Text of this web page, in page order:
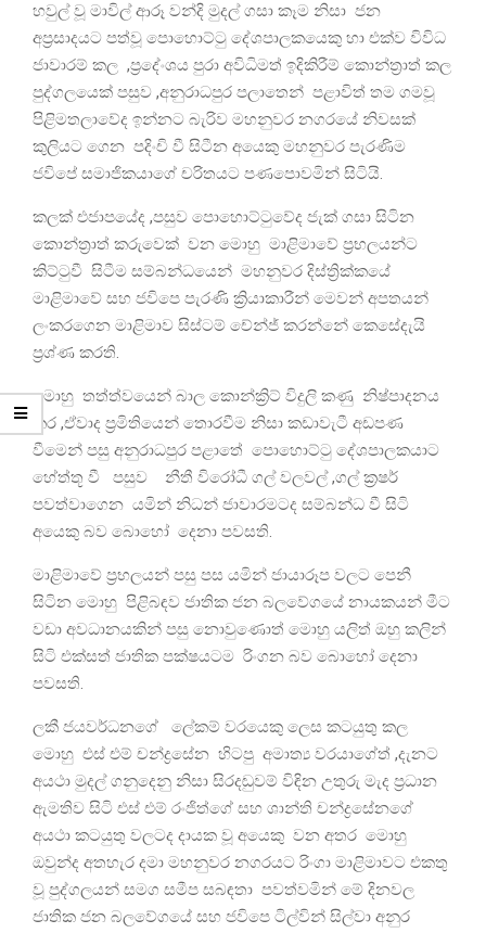
හවුල් වූ මාවිල් ආරූ වන්දි මුදල් ගසා කෑම නිසා ජන
අප්‍රසාදයට පත්වූ පොහොට්ටු දේශපාලකයෙකු හා එක්ව විවිධ
ජාවාරම් කල ,ප්‍රදේංශය පුරා අවිධිමත් ඉදිකිරීම් කොන්ත්‍රාත් කල
පුද්ගලයෙක් පසුව ,අනුරාධපුර පලාතෙන් පළාවිත් තම ගමවූ
පිළිමතලාවේද ඉන්නට බැරිව මහනුවර නගරයේ නිවසක්
කුලියට ගෙන පදිංචි වී සිටීන අයෙකු මහනුවර පැරණිම
ජවිපේ සමාජිකයාගේ චරිතයට පණපොවමින් සිටියි.
කලක් එජාපයේද ,පසුව පොහොට්ටුවේද ජැක් ගසා සිටින
කොන්ත්‍රාත් කරුවෙක් වන මොහු මාළිමාවේ ප්‍රභලයන්ට
කිට්ටුවී සිටීම සම්බන්ධයෙන් මහනුවර දිස්ත්‍රික්කයේ
මාළිමාවේ සහ ජවිපෙ පැරණි ක්‍රියාකාරීන් මෙවන් අපතයන්
ලංකරගෙන මාළිමාව සිස්ටම් චේන්ජ් කරන්නේ කෙසේදැයි
ප්‍රශ්ණ කරති.
මොහු තත්ත්වයෙන් බාල කොන්ක්‍රිට් විදුලි කණු නිෂ්පාදනය
කර ,ඒවාද ප්‍රමිතියෙන් තොරවීම නිසා කඩාවැටී අඩපණ
වීමෙන් පසු අනුරාධපුර පළාතේ පො⁣හොට්ටු දේශපාලකයාට
හේත්තූ වී පසුව නීතී විරෝධී ගල් වලවල් ,ගල් ක්‍රෂර්
පවත්වාගෙන යමින් නිධන් ජාවාරමටද සම්බන්ධ වී සිටි
අයෙකු බව බොහෝ දෙනා පවසති.
මාළිමාවේ ප්‍රභලයන් පසු පස යමින් ජායාරූප වලට පෙනී
සිටින මොහු පිළිබඳව ජාතික ජන බලවේගයේ නායකයන් මීට
වඩා අවධානයකින් පසු නොවුණොත් මොහු යලිත් ඔහු කලින්
සිටි එක්සත් ජාතික පක්ෂයටම රිංගන බව බොහෝ දෙනා
පවසති.
ලකී ජයවර්ධනගේ ලේකම් වරයෙකු ලෙස කටයුතු කල
මොහු එස් එම් චන්ද්‍රසේන හිටපු අමාත්‍ය වරයාගේත් ,දැනට
අයථා මුදල් ගනුදෙනු නිසා සිරදඬුවම් විඳින උතුරු මැද ප්‍රධාන
ඇමතිව සිටි එස් එම් රංජිත්ගේ සහ ශාන්ති චන්ද්‍රසේනගේ
අයථා කටයුතු වලටද දායක වූ අයෙකු වන අතර මොහු
ඔවුන්ද අතහැර දමා මහනුවර නගරයට රිංගා මාළිමාවට එකතු
වූ පුද්ගලයන් සමග සමීප සබඳතා පවත්වමින් මේ දිනවල
ජාතික ජන බලවේගයේ සහ ජවිපෙ ටිල්වින් සිල්වා අනුර